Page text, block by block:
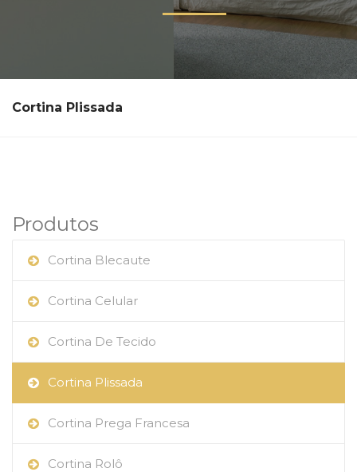
Cortina Plissada
Produtos
Cortina Blecaute
Cortina Celular
Cortina De Tecido
Cortina Plissada
Cortina Prega Francesa
Cortina Rolô